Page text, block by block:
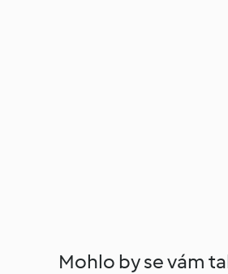
Mohlo by se vám